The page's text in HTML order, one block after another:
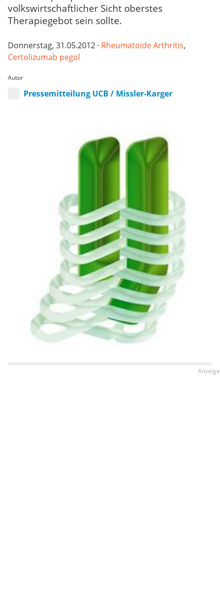
volkswirtschaftlicher Sicht oberstes
Therapiegebot sein sollte.
Donnerstag, 31.05.2012 · Rheumatoide Arthritis,
Certolizumab pegol
Autor
Pressemitteilung UCB / Missler-Karger